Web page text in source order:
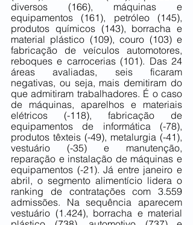
diversos (166), máquinas e
equipamentos (161), petróleo (145),
produtos químicos (143), borracha e
material plástico (109), couro (103) e
fabricação de veículos automotores,
reboques e carrocerias (101). Das 24
áreas avaliadas, seis ficaram
negativas, ou seja, mais demitiram do
que admitiram trabalhadores. É o caso
de máquinas, aparelhos e materiais
elétricos (-118), fabricação de
equipamentos de informática (-78),
produtos têxteis (-49), metalurgia (-41),
vestuário (-35) e manutenção,
reparação e instalação de máquinas e
equipamentos (-21). Já entre janeiro e
abril, o segmento alimentício lidera o
ranking de contratações com 3.559
admissões. Na sequência aparecem
vestuário (1.424), borracha e material